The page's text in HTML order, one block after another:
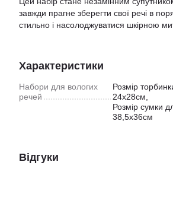
завжди прагне зберегти свої речі в
стильно і насолоджуватися шкірною
Характеристики
Набори для вологих
речей
Розмір
24х28см,
Розмір сумки
38,5х36см
Відгуки